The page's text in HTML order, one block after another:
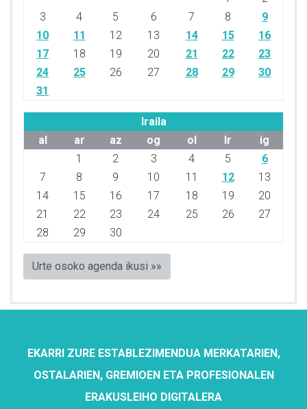
3
4 5 6 7 8
9
10
11 12 13 14 15
16
17
18 19 20 21 22
23
24
25 26 27 28 29
30
31
Iraila
al
ar az og ol lr
ig
1
2 3 4 5
6
7
8 9 10 11 12
13
14
15 16 17 18 19
20
21
22 23 24 25 26
27
28
29 30
Urte osoko agenda ikusi »»
EKARRI ZURE ESTABLEZIMENDUA MERKATARIEN,
OSTALARIEN, GREMIOEN ETA PROFESIONALEN
ERAKUSLEIHO DIGITALERA